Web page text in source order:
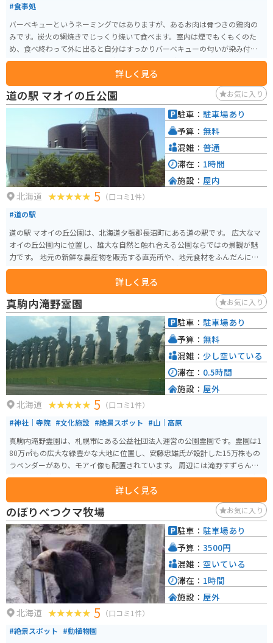
#食事処
バーベキューというネーミングではありますが、あるお肉は骨つきの鶏肉の
みです。炭火の網焼きでじっくり焼いて食べます。室内は煙でもくもくのた
め、食べ終わって外に出ると自分はすっかりバーベキューの匂いが染み付い
ています。その為、その後の予定はなかなか入れづらいです。それでも食べた
詳しく見る
道の駅 マオイの丘公園 お気に入り
北海道 5 （口コミ1件）
#道の駅
道の駅 マオイの丘公園は、北海道夕張郡長沼町にある道の駅です。 広大なマ
オイの丘公園内に位置し、雄大な自然と触れ合える公園ならではの景観が魅
力です。 地元の新鮮な農産物を販売する直売所や、地元食材をふんだんに使
ったレストランが人気です。 特に、長沼産のジンギスカンは絶品なので、ぜ
しても最適です。 周辺には、馬と触れ合える「馬追丘資料館」や、 美しい
花々を楽しめる「ながぬまフラワーソン」など、観光スポットも点在してい
ます。 【おすすめポイント】 * 地元産の新鮮な野菜 * 絶品のジンギスカン *
広々とした駐車場
詳しく見る
駐車： 駐車場あり
予算： 無料
混雑： 普通
滞在： 1時間
施設： 屋内
真駒内滝野霊園 お気に入り
北海道 5 （口コミ1件）
#神社｜寺院 #文化施設 #絶景スポット #山｜高原
真駒内滝野霊園は、札幌市にある公益社団法人運営の公園霊園です。霊園は1
80万㎡もの広大な緑豊かな大地に位置し、安藤忠雄氏が設計した15万株もの
ラベンダーがあり、モアイ像も配置されています。 周辺には滝野すずらん丘
陵公園も近接しており、霊園内には、お食事処や売店、喫茶などの設備が充
実しています。霊園は暗いというイメージを変え、観光客にも大人気の観光
スポットとなっています。 霊園なのでお墓参りで来る方はたくさんいます
が、観光目的で来る人もいます。訪れる人はモアイ像の写真を取ったりして
います。他にも頭大仏という、頭だけの大仏も見どころです。
詳しく見る
駐車： 駐車場あり
予算： 無料
混雑： 少し空いている
滞在： 0.5時間
施設： 屋外
のぼりべつクマ牧場 お気に入り
北海道 5 （口コミ1件）
#絶景スポット #動植物園
駐車： 駐車場あり
予算： 3500円
混雑： 空いている
滞在： 1時間
施設： 屋外